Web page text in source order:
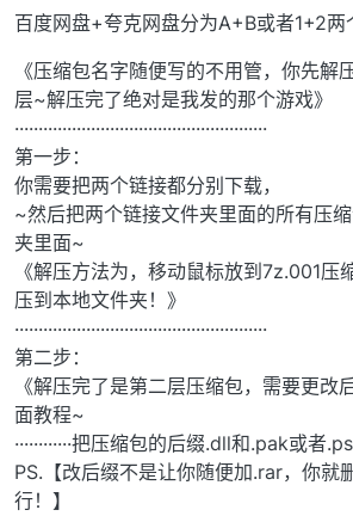
百度网盘+夸克网盘分为A+B或者1+2两
《压缩包名字随便写的不用管，你先解
层~解压完了绝对是我发的那个游戏》
·····················································
第一步：
你需要把两个链接都分别下载，
~然后把两个链接文件夹里面的所有压
夹里面~
《解压方法为，移动鼠标放到7z.001压
压到本地文件夹！》
·····················································
第二步：
《解压完了是第二层压缩包，需要更改
面教程~
············把压缩包的后缀.dll和.pak或者.psp
PS.【改后缀不是让你随便加.rar，你就
行！】